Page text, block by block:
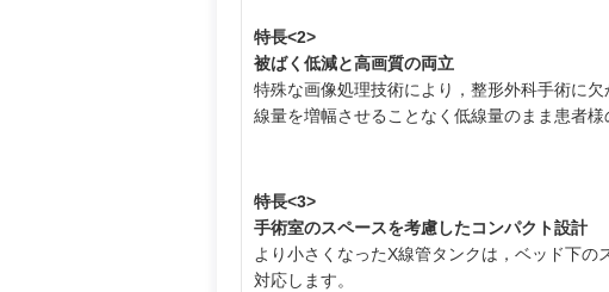
特長<2>
被ばく低減と高画質の両立
特殊な画像処理技術により，整形外科手術に
線量を増幅させることなく低線量のまま患者
特長<3>
手術室のスペースを考慮したコンパクト設計
より小さくなったX線管タンクは，ベッド下
対応します。